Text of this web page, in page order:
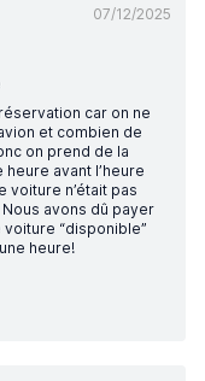
07/12/2025
car on ne
et combien de
on prend de la
avant l’heure
voiture n’était pas
avons dû payer
“disponible”
heure!